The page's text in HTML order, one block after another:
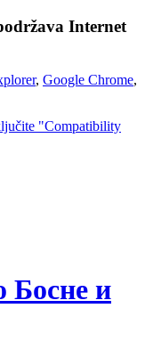
Internet
, Google Chrome,
"Compatibility
Босне и